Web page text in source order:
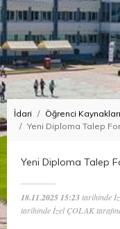
İdari Öğrenci
Yeni Diploma Talep
Yeni Diploma Talep
18.11.2025 15:23tarihinde
tarihinde İzel ÇOLAK